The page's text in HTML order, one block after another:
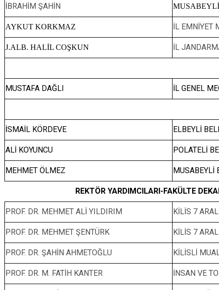
İBRAHİM ŞAHİN
AYKUT KORKMAZ İL EMNİYET
J.ALB. HALİL COŞKUN İL
MUSTAFA DAĞLI İL GENEL
İSMAİL KÖRDEVE ELBEYLİ
ALİ KOYUNCU POLATELİ
MEHMET ÖLMEZ MUSABEYLİ
REKTÖR YARDIMCILARI-FAKÜLTE
PROF. DR. MEHMET ALİ YILDIRIM KİLİS 7
PROF. DR. MEHMET ŞENTÜRK KİLİS 7
PROF. DR. ŞAHİN AHMETOĞLU KİLİSLİ
PROF. DR. M. FATİH KANTER İNSAN VE